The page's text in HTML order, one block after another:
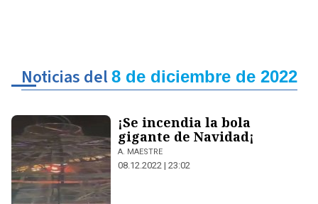
Noticias del8 de diciembre de 2022
¡Se incendia la bola
gigante de Navidad¡
A. MAESTRE
08.12.2022 | 23:02